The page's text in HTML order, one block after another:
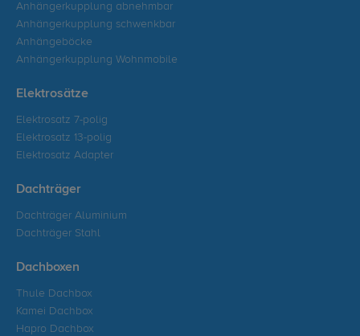
Anhängerkupplung abnehmbar
Anhängerkupplung schwenkbar
Anhängeböcke
Anhängerkupplung Wohnmobile
Elektrosätze
Elektrosatz 7-polig
Elektrosatz 13-polig
Elektrosatz Adapter
Dachträger
Dachträger Aluminium
Dachträger Stahl
Dachboxen
Thule Dachbox
Kamei Dachbox
Hapro Dachbox